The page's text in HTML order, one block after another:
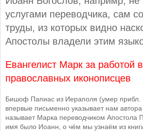
услугами переводчика, сам
труды, из которых видно
Апостолы владели этим
Евангелист Марк за работой
православных иконописцев
Бишоф Папиас из Иераполя (умер прибл.
впервые письменно указывает нам автора
называет Марка переводчиком Апостола
имя было Иоанн, о чём мы узнаём из